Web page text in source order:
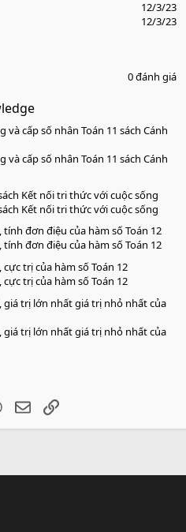
12/3/23
12/3/23
0 đánh giá
và cấp số nhân Toán 11 sách Cánh
và cấp số nhân Toán 11 sách Cánh
Kết nối tri thức với cuộc sống
Kết nối tri thức với cuộc sống
đơn điệu của hàm số Toán 12
đơn điệu của hàm số Toán 12
trị của hàm số Toán 12
trị của hàm số Toán 12
giá trị lớn nhất giá trị nhỏ nhất của
giá trị lớn nhất giá trị nhỏ nhất của
WhatsApp
EmailLink